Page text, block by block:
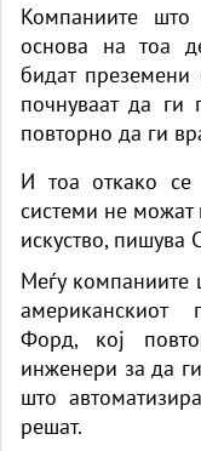
Компаниите што
основа на тоа
бидат преземени
почнуваат да ги
повторно да ги
И тоа откако се
системи не можат
искуство, пишува
Меѓу компаниите
американскиот
Форд, кој
инженери за да
што
решат.